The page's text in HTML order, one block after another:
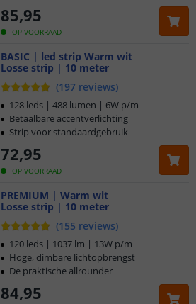
OP VOORRAAD
85,95
BASIC | led strip Warm wit
Losse strip | 10 meter
(197 reviews)
OP VOORRAAD
72,95
128 leds | 488 lumen | 6W p/m
Betaalbare accentverlichting
Strip voor standaardgebruik
PREMIUM | Warm wit
Losse strip | 10 meter
(155 reviews)
84,95
120 leds | 1037 lm | 13W p/m
Hoge, dimbare lichtopbrengst
De praktische allrounder